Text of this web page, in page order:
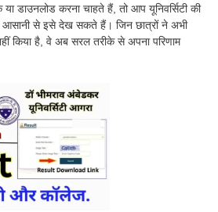
डाउनलोड करना चाहते हैं, तो आप यूनिवर्सिटी की
से इसे देख सकते हैं। जिन छात्रों ने अभी
किया है, वे अब सरल तरीके से अपना परिणाम